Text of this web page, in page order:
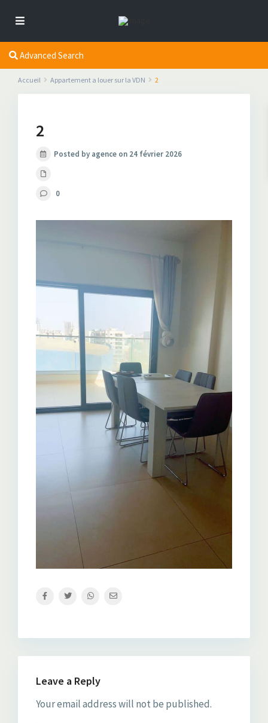
Advanced Search
Accueil Appartement a louer sur la VDN 2
2
Posted by agence on 24 février 2026
0
Leave a Reply
Your email address will not be published.